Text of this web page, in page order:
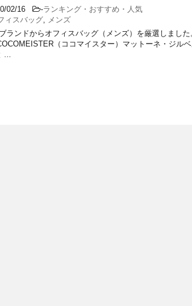
02/16 -ランキング・おすすめ・人気
ィスバッグ, メンズ
ランドからオフィスバッグ（メンズ）を厳選しまし
（ココマイスター）マットーネ・ジル
...